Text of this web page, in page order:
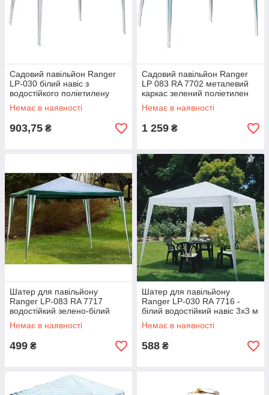
Садовий павільйон Ranger
LP-030 білий навіс з
водостійкого поліетилену
розмір 2.4x2.4 м висота 2.5 м
металевий каркас 7 кг
Немає в наявності
903,75 ₴
Садовий павільйон Ranger
LP 083 RA 7702 металевий
каркас зелений поліетилен
3х3 м захист від дощу та
сонця вага 7 кг
Немає в наявності
1 259 ₴
Шатер для павільйону
Ranger LP-083 RA 7717
водостійкий зелено-білий
навіс 2.4x2.4 м висота 2.5 м
новий
Немає в наявності
499 ₴
Шатер для павільйону
Ranger LP-030 RA 7716 -
білий водостійкий навіс 3x3 м
заміна для садового
павільйону легкий 2 кг
Немає в наявності
588 ₴